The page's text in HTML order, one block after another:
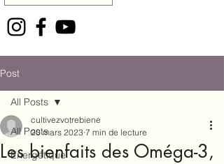
Post
All Posts
Energétique
All Posts
Les bienfaits des Oméga-3,
cultivezvotrebiene
20 mars 2023 7 min de lecture